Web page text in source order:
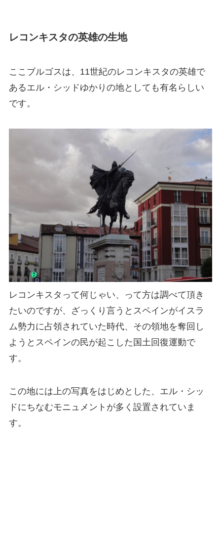
レコンキスタの英雄の生地
ここブルゴスは、11世紀のレコンキスタの英雄で
あるエル・シッドゆかりの地としても有名らしい
です。
レコンキスタって何じゃい、って方は調べて頂き
たいのですが、ざっくり言うとスペインがイスラ
ム勢力に占領されていた時代、その領地を奪回し
ようとスペインの民が起こした国土回復運動で
す。
この地には上の写真をはじめとした、エル・シッ
ドにちなむモニュメントが多く設置されていま
す。